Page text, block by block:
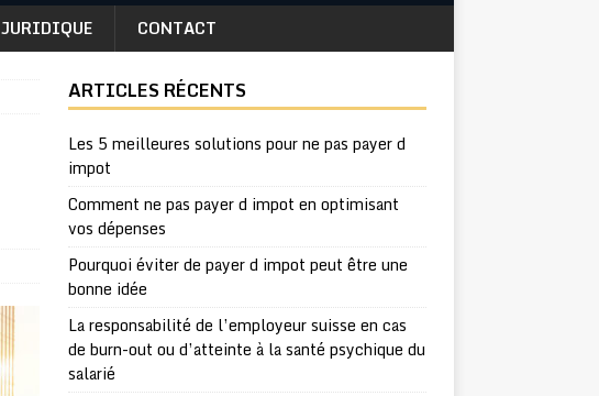
JURIDIQUE CONTACT
ARTICLES RÉCENTS
Les 5 meilleures solutions pour ne pas payer d
impot
Comment ne pas payer d impot en optimisant
vos dépenses
Pourquoi éviter de payer d impot peut être une
bonne idée
La responsabilité de l’employeur suisse en cas
de burn-out ou d’atteinte à la santé psychique du
salarié